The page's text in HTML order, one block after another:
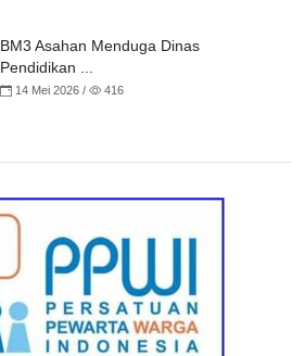
BM3 Asahan Menduga Dinas
Pendidikan ...
14 Mei 2026 / 416